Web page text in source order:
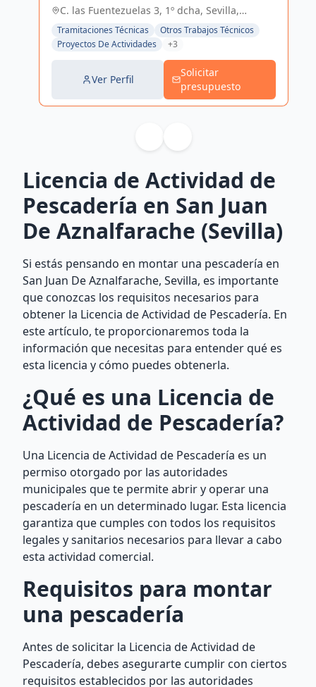
proyectos de Ingeniería y
experiencia en el sector Industrial,
Logístico, Comercial...
C. las Fuentezuelas 3, 1º dcha, Sevilla,
España, España
Tramitaciones Técnicas
Otros Trabajos Técnicos
Proyectos De Actividades
+3
Ver Perfil
Solicitar
presupuesto
Licencia de Actividad de
Pescadería en San Juan
De Aznalfarache (Sevilla)
Si estás pensando en montar una pescadería en
San Juan De Aznalfarache, Sevilla, es importante
que conozcas los requisitos necesarios para
obtener la Licencia de Actividad de Pescadería. En
este artículo, te proporcionaremos toda la
información que necesitas para entender qué es
esta licencia y cómo puedes obtenerla.
¿Qué es una Licencia de
Actividad de Pescadería?
Una Licencia de Actividad de Pescadería es un
permiso otorgado por las autoridades
municipales que te permite abrir y operar una
pescadería en un determinado lugar. Esta licencia
garantiza que cumples con todos los requisitos
legales y sanitarios necesarios para llevar a cabo
esta actividad comercial.
Requisitos para montar
una pescadería
Antes de solicitar la Licencia de Actividad de
Pescadería, debes asegurarte cumplir con ciertos
requisitos establecidos por las autoridades